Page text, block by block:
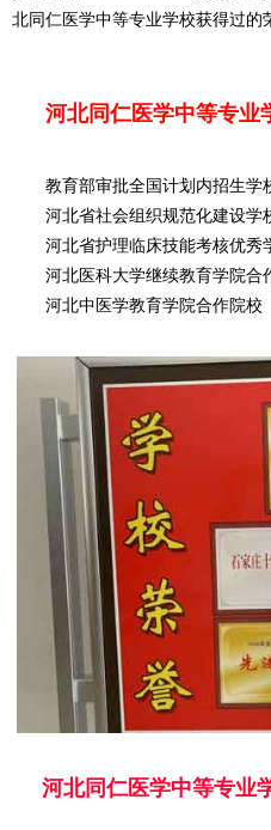
北同仁医学中等专业学校获得过的
河北同仁医学中等专业
教育部审批全国计划内招生学
河北省社会组织规范化建设学
河北省护理临床技能考核优秀
河北医科大学继续教育学院合
河北中医学教育学院合作院校
河北同仁医学中等专业